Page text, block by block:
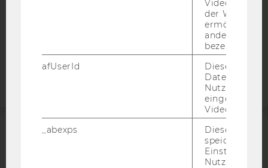
Barrierefreiheitserklärung
Webseite
der WU-
ermöglichen
andere nicht
bezeichnete
afUserId
Dieses
Daten von
Videos
_abexps
Dieses Cookie
speichert
Nutzer*in, zB.